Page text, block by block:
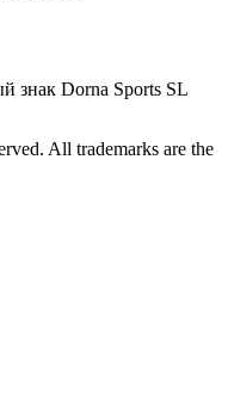
знак Dorna Sports SL
All trademarks are the